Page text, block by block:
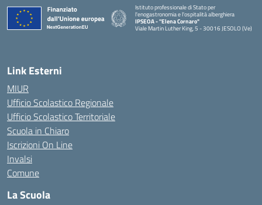
Istituto professionale di Stato per
l'enogastronomia e l'ospitalità alberghiera
IPSEOA - ''Elena Cornaro"
Viale Martin Luther King, 5 - 30016 JESOLO (Ve)
— Visita la pagina iniziale della scuola
Link Esterni
MIUR
Ufficio Scolastico Regionale
Ufficio Scolastico Territoriale
Scuola in Chiaro
Iscrizioni On Line
Invalsi
Comune
La Scuola